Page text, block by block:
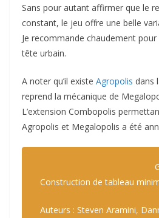
Sans pour autant affirmer que le
constant, le jeu offre une belle
Je recommande chaudement
tête urbain.
A noter qu’il existe Agropolis dans
reprend la mécanique de
L’extension Combopolis
Agropolis et Megalopolis a été
Construction de tableau
Auteurs : Steven Aramini,